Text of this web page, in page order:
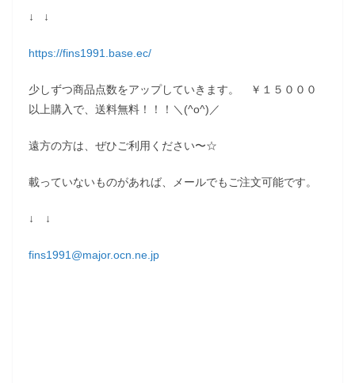
↓ ↓
https://fins1991.base.ec/
少しずつ商品点数をアップしていきます。 ￥１５０００
以上購入で、送料無料！！！＼(^o^)／
遠方の方は、ぜひご利用ください〜☆
載っていないものがあれば、メールでもご注文可能です。
↓ ↓
fins1991@major.ocn.ne.jp